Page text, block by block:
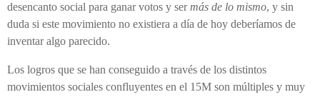
desencanto social para ganar votos y sermás de lo mismo, y sin
duda si este movimiento no existiera a día de hoy deberíamos de
inventar algo parecido.
Los logros que se han conseguido a través de los distintos
movimientos sociales confluyentes en el 15M son múltiples y muy